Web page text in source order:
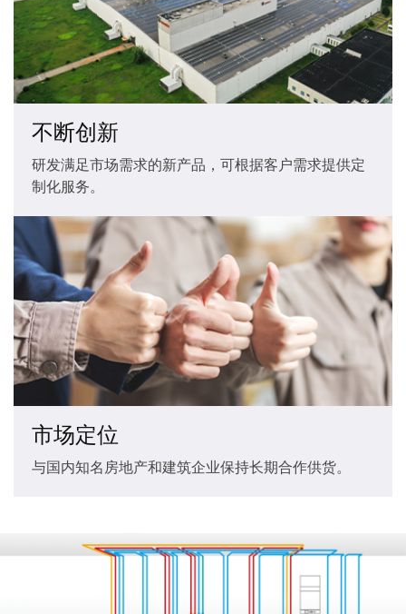
不断创新
研发满足市场需求的新产品，可根据客户需求提供定
制化服务。
市场定位
与国内知名房地产和建筑企业保持长期合作供货。